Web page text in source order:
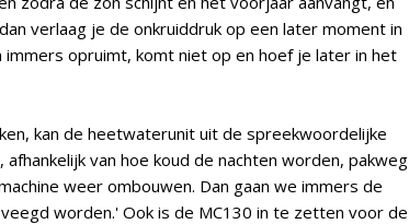
verlaag je de onkruiddruk op een later moment in
immers opruimt, komt niet op en hoef je later in het
kan de heetwaterunit uit de spreekwoordelijke
van hoe koud de nachten worden, pakweg
weer ombouwen. Dan gaan we immers de
worden.' Ook is de MC130 in te zetten voor de